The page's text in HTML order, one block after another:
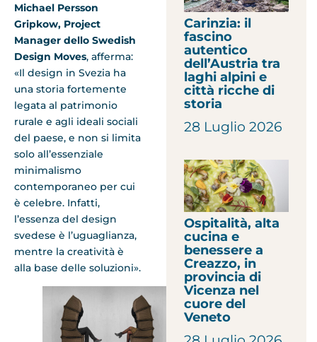
Michael Persson
Gripkow, Project
Manager dello Swedish
Design Moves, afferma:
«Il design in Svezia ha
una storia fortemente
legata al patrimonio
rurale e agli ideali sociali
del paese, e non si limita
solo all’essenziale
minimalismo
contemporaneo per cui
è celebre. Infatti,
l’essenza del design
svedese è l’uguaglianza,
mentre la creatività è
alla base delle soluzioni».
Carinzia: il
fascino
autentico
dell’Austria tra
laghi alpini e
città ricche di
storia
28 Luglio 2026
Ospitalità, alta
cucina e
benessere a
Creazzo, in
provincia di
Vicenza nel
cuore del
Veneto